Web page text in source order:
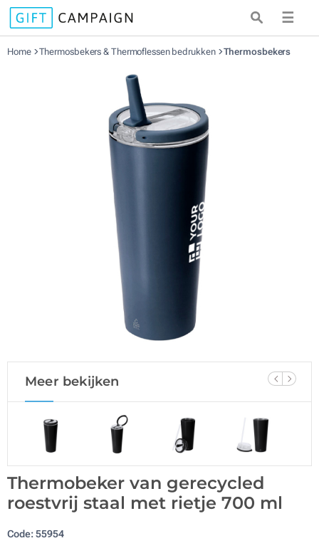
☰
Home Thermosbekers & Thermoflessen bedrukken Thermosbekers
Meer bekijken
Thermobeker van gerecycled
roestvrij staal met rietje 700 ml
Code:55954